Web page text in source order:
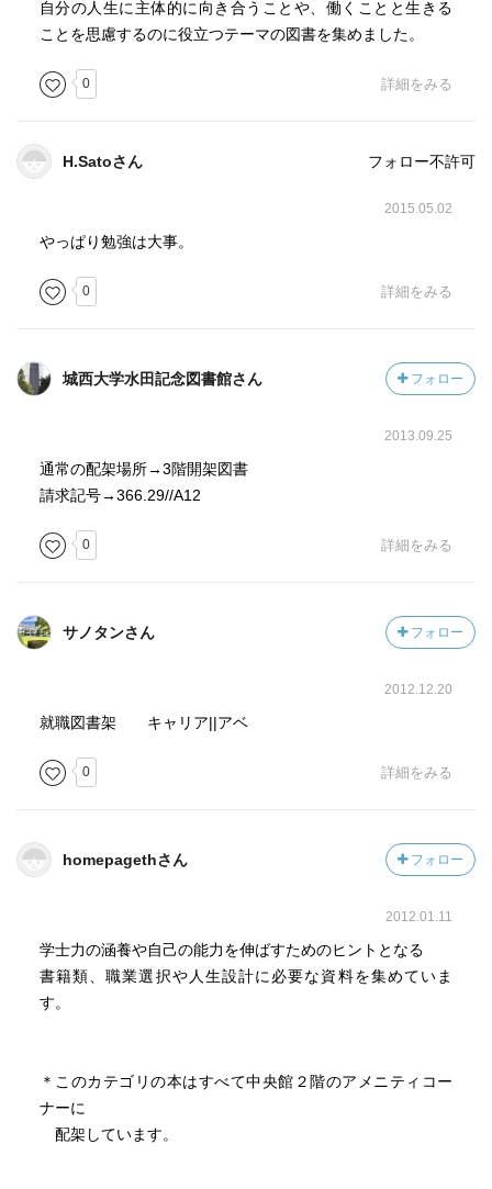
自分の人生に主体的に向き合うことや、働くことと生きる
ことを思慮するのに役立つテーマの図書を集めました。
0 詳細をみる
H.Satoさん フォロー不許可
2015.05.02
やっぱり勉強は大事。
0 詳細をみる
城西大学水田記念図書館さん フォロー
2013.09.25
通常の配架場所→3階開架図書
請求記号→366.29//A12
0 詳細をみる
サノタンさん フォロー
2012.12.20
就職図書架 キャリア||アベ
0 詳細をみる
homepagethさん フォロー
2012.01.11
学士力の涵養や自己の能力を伸ばすためのヒントとなる
書籍類、職業選択や人生設計に必要な資料を集めていま
す。
＊このカテゴリの本はすべて中央館２階のアメニティコー
ナーに
配架しています。